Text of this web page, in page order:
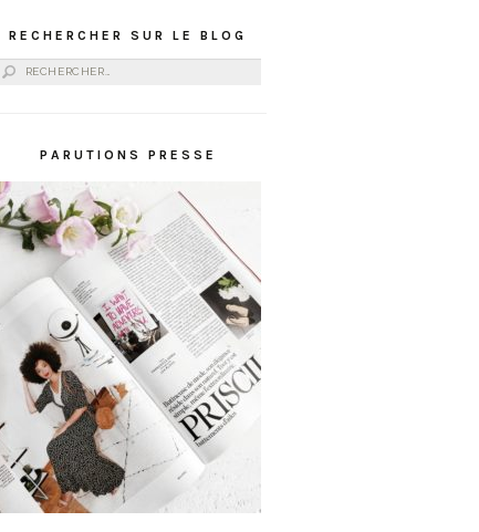
RECHERCHER SUR LE BLOG
Rechercher :
PARUTIONS PRESSE